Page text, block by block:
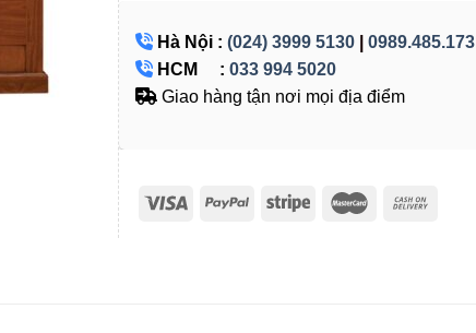
Hà Nội : (024) 3999 5130
0989.485.173
HCM : 033 994 5020
Giao hàng tận nơi mọi địa điểm